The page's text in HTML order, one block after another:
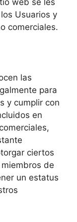
web se les
Usuarios y
comerciales.
las
para
y cumplir con
en
ciertos
de
un estatus